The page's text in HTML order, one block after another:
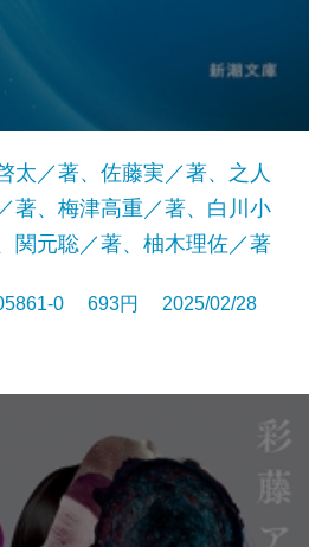
太／著、佐藤実／著、之人
著、梅津高重／著、白川小
関元聡／著、柚木理佐／著
0 693円 2025/02/28